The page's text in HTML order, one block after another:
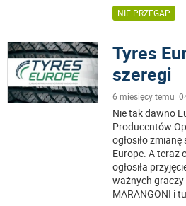
NIE PRZEGAP
Tyres
szeregi
6 miesięcy temu
Nie tak dawno
Producentów
ogłosiło
Europe. A teraz
ogłosiła
ważnych graczy
MARANGONI i